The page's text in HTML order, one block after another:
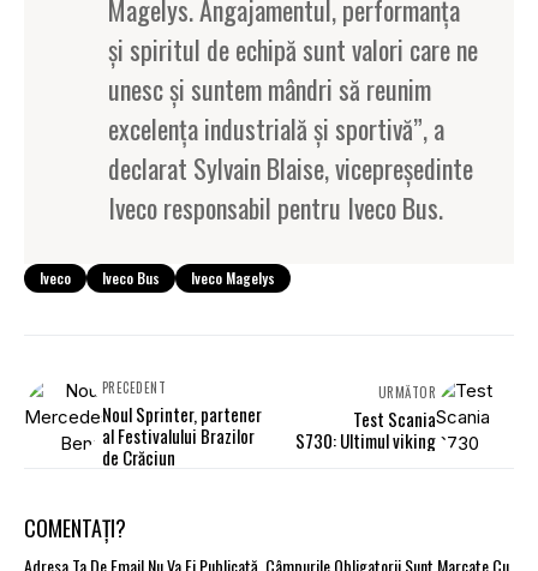
Magelys. Angajamentul, performanța
și spiritul de echipă sunt valori care ne
unesc și suntem mândri să reunim
excelența industrială și sportivă”, a
declarat Sylvain Blaise, vicepreședinte
Iveco responsabil pentru Iveco Bus.
Iveco Iveco Bus Iveco Magelys
PRECEDENT
Noul Sprinter, partener
al Festivalului Brazilor
de Crăciun
URMĂTOR
Test Scania
S730: Ultimul viking
COMENTAȚI?
Adresa Ta De Email Nu Va Fi Publicată. Câmpurile Obligatorii Sunt Marcate Cu